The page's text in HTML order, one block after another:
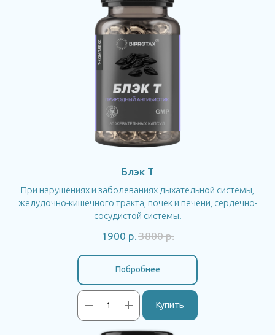
Блэк Т
При нарушениях и заболеваниях дыхательной системы,
желудочно-кишечного тракта, почек и печени, сердечно-
сосудистой системы.
1900 р.3800 р.
Побробнее
Купить